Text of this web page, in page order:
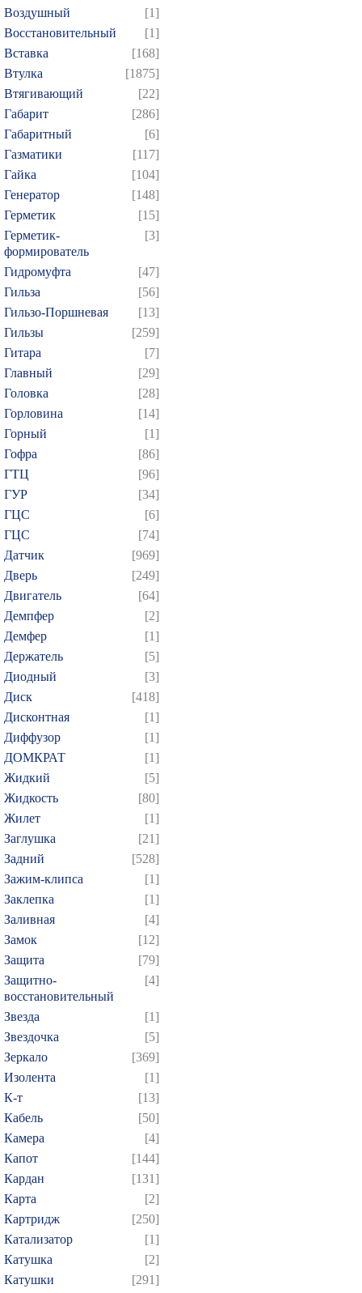
Воздушный
[1]
Восстановительный
[1]
Вставка
[168]
Втулка
[1875]
Втягивающий
[22]
Габарит
[286]
Габаритный
[6]
Газматики
[117]
Гайка
[104]
Генератор
[148]
Герметик
[15]
Герметик-
формирователь
[3]
Гидромуфта
[47]
Гильза
[56]
Гильзо-Поршневая
[13]
Гильзы
[259]
Гитара
[7]
Главный
[29]
Головка
[28]
Горловина
[14]
Горный
[1]
Гофра
[86]
ГТЦ
[96]
ГУР
[34]
ГЦC
[6]
ГЦС
[74]
Датчик
[969]
Дверь
[249]
Двигатель
[64]
Демпфер
[2]
Демфер
[1]
Держатель
[5]
Диодный
[3]
Диск
[418]
Дисконтная
[1]
Диффузор
[1]
ДОМКРАТ
[1]
Жидкий
[5]
Жидкость
[80]
Жилет
[1]
Заглушка
[21]
Задний
[528]
Зажим-клипса
[1]
Заклепка
[1]
Заливная
[4]
Замок
[12]
Защита
[79]
Защитно-
восстановительный
[4]
Звезда
[1]
Звездочка
[5]
Зеркало
[369]
Изолента
[1]
К-т
[13]
Кабель
[50]
Камера
[4]
Капот
[144]
Кардан
[131]
Карта
[2]
Картридж
[250]
Катализатор
[1]
Катушка
[2]
Катушки
[291]